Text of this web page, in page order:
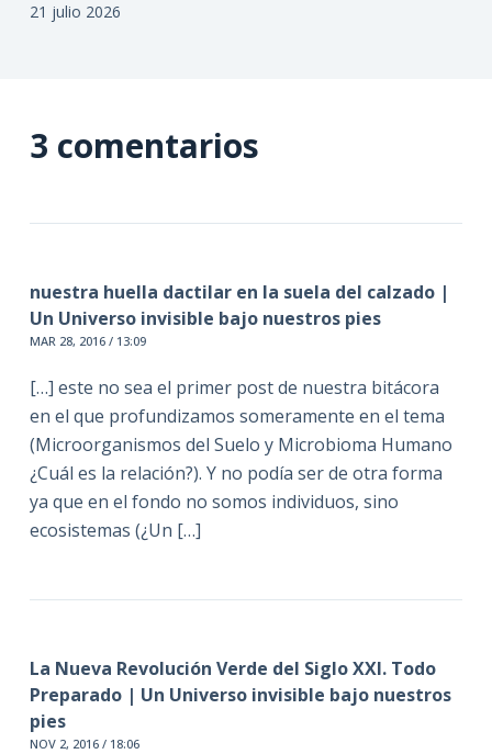
21 julio 2026
3 comentarios
nuestra huella dactilar en la suela del calzado |
Un Universo invisible bajo nuestros pies
MAR 28, 2016 / 13:09
[…] este no sea el primer post de nuestra bitácora
en el que profundizamos someramente en el tema
(Microorganismos del Suelo y Microbioma Humano
¿Cuál es la relación?). Y no podía ser de otra forma
ya que en el fondo no somos individuos, sino
ecosistemas (¿Un […]
La Nueva Revolución Verde del Siglo XXI. Todo
Preparado | Un Universo invisible bajo nuestros
pies
NOV 2, 2016 / 18:06